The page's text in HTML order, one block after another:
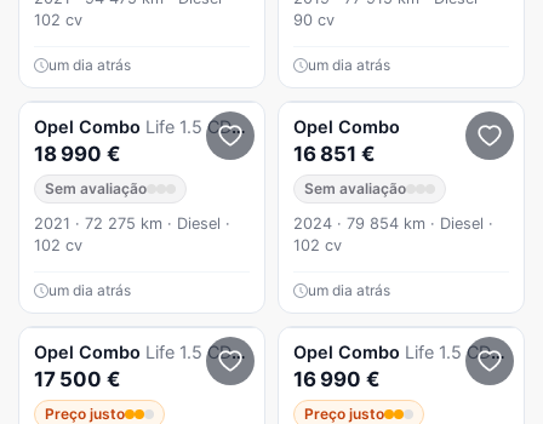
102 cv
um dia atrás
90 cv
um dia atrás
Opel Combo Life 1.5 CDTi L2H1 Edition
18 990 €
Sem avaliação
2021 · 72 275 km · Diesel ·
102 cv
um dia atrás
Opel Combo
16 851 €
Sem avaliação
2024 · 79 854 km · Diesel ·
102 cv
um dia atrás
Opel Combo Life 1.5 CDTi L2H1 Edition
17 500 €
Preço justo
Opel Combo Life 1.5 CDTi L2H1 Edition
16 990 €
Preço justo